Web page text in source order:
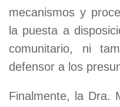
mecanismos y
la puesta a
comunitario, ni
defensor a los
Finalmente, la Dra.